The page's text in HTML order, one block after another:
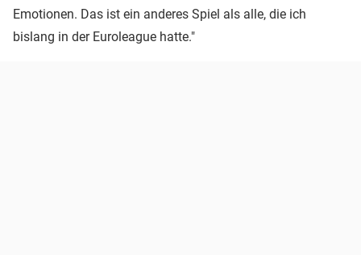
Emotionen. Das ist ein anderes Spiel als alle, die ich
bislang in der Euroleague hatte."